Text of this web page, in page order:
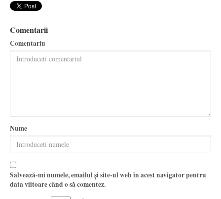
Comentarii
Comentariu
Nume
Salvează-mi numele, emailul și site-ul web în acest navigator pentru
data viitoare când o să comentez.